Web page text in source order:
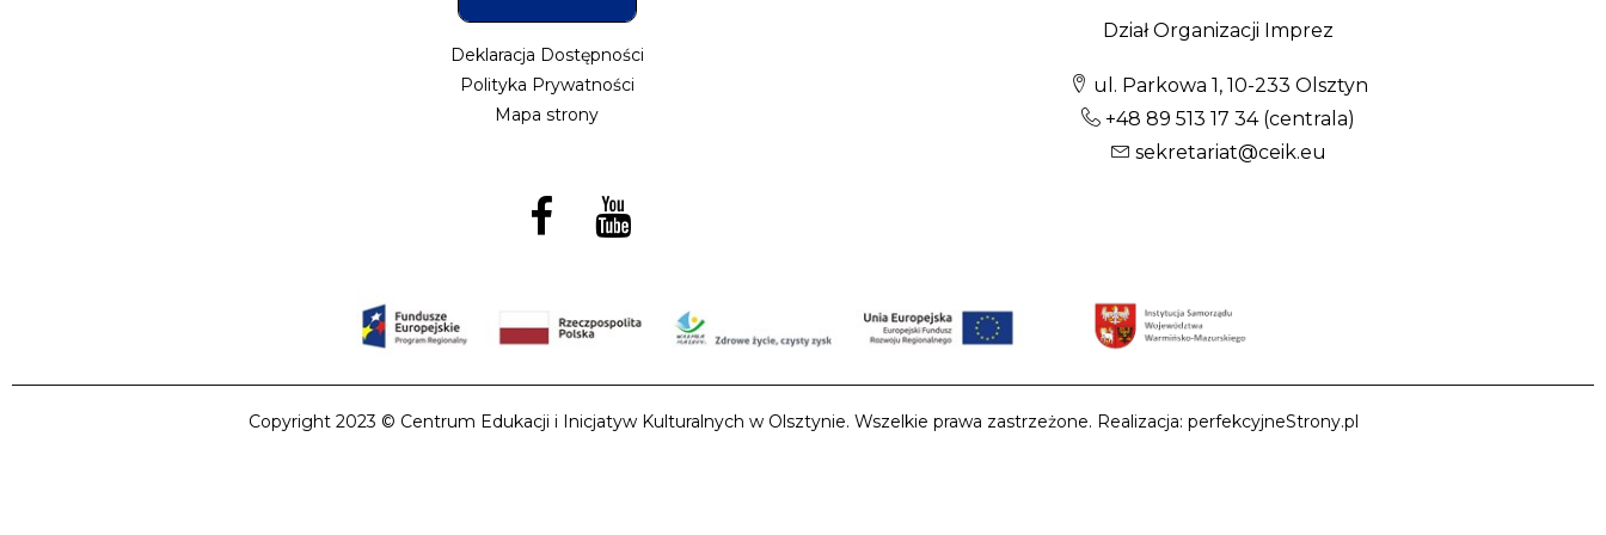
Deklaracja Dostępności
Polityka Prywatności
Mapa strony
Dział Organizacji Imprez
ul. Parkowa 1, 10-233 Olsztyn
+48 89 513 17 34(centrala)
sekretariat@ceik.eu
Copyright 2023 © Centrum Edukacji i Inicjatyw Kulturalnych w Olsztynie. Wszelkie prawa zastrzeżone. Realizacja: perfekcyjneStrony.pl